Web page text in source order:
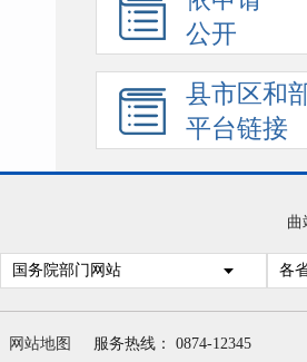
公开
县市区和
平台链接
曲
国务院部门网站 各
网站地图
服务热线： 0874-12345